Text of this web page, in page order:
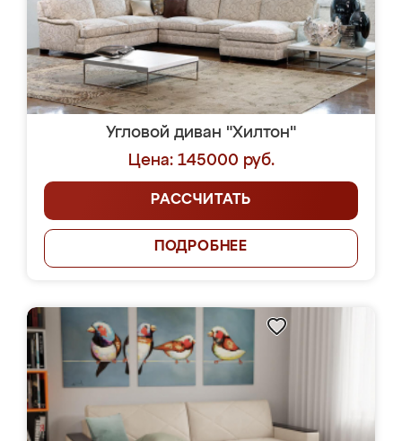
Угловой диван "Хилтон"
Цена: 145000 руб.
РАССЧИТАТЬ
ПОДРОБНЕЕ